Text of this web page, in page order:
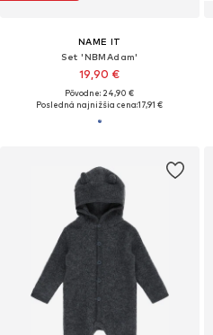
NAME IT
Set 'NBMAdam'
19,90 €
Pôvodne: 24,90 €
Posledná najnižšia cena:17,91 €